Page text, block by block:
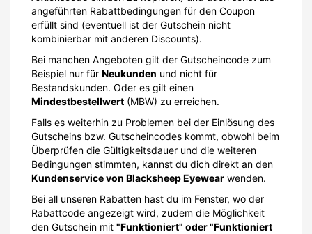
angeführten Rabattbedingungen für den Coupon
erfüllt sind (eventuell ist der Gutschein nicht
kombinierbar mit anderen Discounts).
Bei manchen Angeboten gilt der Gutscheincode zum
Beispiel nur für Neukunden und nicht für
Bestandskunden. Oder es gilt einen
Mindestbestellwert (MBW) zu erreichen.
Falls es weiterhin zu Problemen bei der Einlösung des
Gutscheins bzw. Gutscheincodes kommt, obwohl beim
Überprüfen die Gültigkeitsdauer und die weiteren
Bedingungen stimmten, kannst du dich direkt an den
Kundenservice von Blacksheep Eyewear wenden.
Bei all unseren Rabatten hast du im Fenster, wo der
Rabattcode angezeigt wird, zudem die Möglichkeit
den Gutschein mit "Funktioniert" oder "Funktioniert